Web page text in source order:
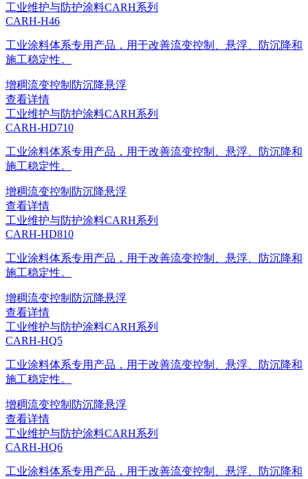
工业维护与防护涂料CARH系列
CARH-H46
工业涂料体系专用产品，用于改善流变控制、悬浮、防沉降和
施工稳定性。
增稠流变控制 防沉降悬浮
查看详情
工业维护与防护涂料CARH系列
CARH-HD710
工业涂料体系专用产品，用于改善流变控制、悬浮、防沉降和
施工稳定性。
增稠流变控制 防沉降悬浮
查看详情
工业维护与防护涂料CARH系列
CARH-HD810
工业涂料体系专用产品，用于改善流变控制、悬浮、防沉降和
施工稳定性。
增稠流变控制 防沉降悬浮
查看详情
工业维护与防护涂料CARH系列
CARH-HQ5
工业涂料体系专用产品，用于改善流变控制、悬浮、防沉降和
施工稳定性。
增稠流变控制 防沉降悬浮
查看详情
工业维护与防护涂料CARH系列
CARH-HQ6
工业涂料体系专用产品，用于改善流变控制、悬浮、防沉降和